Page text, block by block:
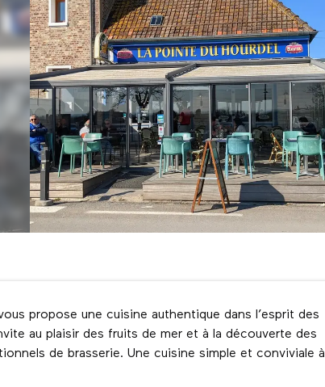
propose une cuisine authentique dans l’esprit des
au plaisir des fruits de mer et à la découverte des
de brasserie. Une cuisine simple et conviviale à